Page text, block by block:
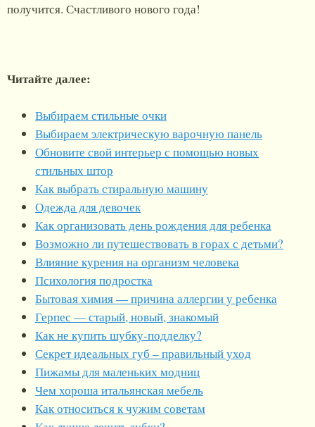
получится. Счастливого нового года!
Читайте далее:
Выбираем стильные очки
Выбираем электрическую варочную панель
Обновите свой интерьер с помощью новых
стильных штор
Как выбрать стиральную машину
Одежда для девочек
Как организовать день рождения для ребенка
Возможно ли путешествовать в горах с детьми?
Влияние курения на организм человека
Психология подростка
Бытовая химия — причина аллергии у ребенка
Герпес — старый, новый, знакомый
Как не купить шубку-подделку?
Секрет идеальных губ – правильный уход
Пижамы для маленьких модниц
Чем хороша итальянская мебель
Как относиться к чужим советам